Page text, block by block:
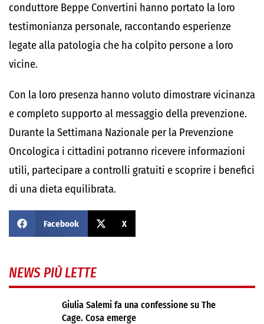
conduttore Beppe Convertini hanno portato la loro
testimonianza personale, raccontando esperienze
legate alla patologia che ha colpito persone a loro
vicine.
Con la loro presenza hanno voluto dimostrare vicinanza
e completo supporto al messaggio della prevenzione.
Durante la Settimana Nazionale per la Prevenzione
Oncologica i cittadini potranno ricevere informazioni
utili, partecipare a controlli gratuiti e scoprire i benefici
di una dieta equilibrata.
Facebook X
NEWS PIÙ LETTE
Giulia Salemi fa una confessione su The
Cage. Cosa emerge